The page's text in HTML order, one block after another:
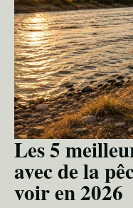
Les 5
avec de la
voir en 2026